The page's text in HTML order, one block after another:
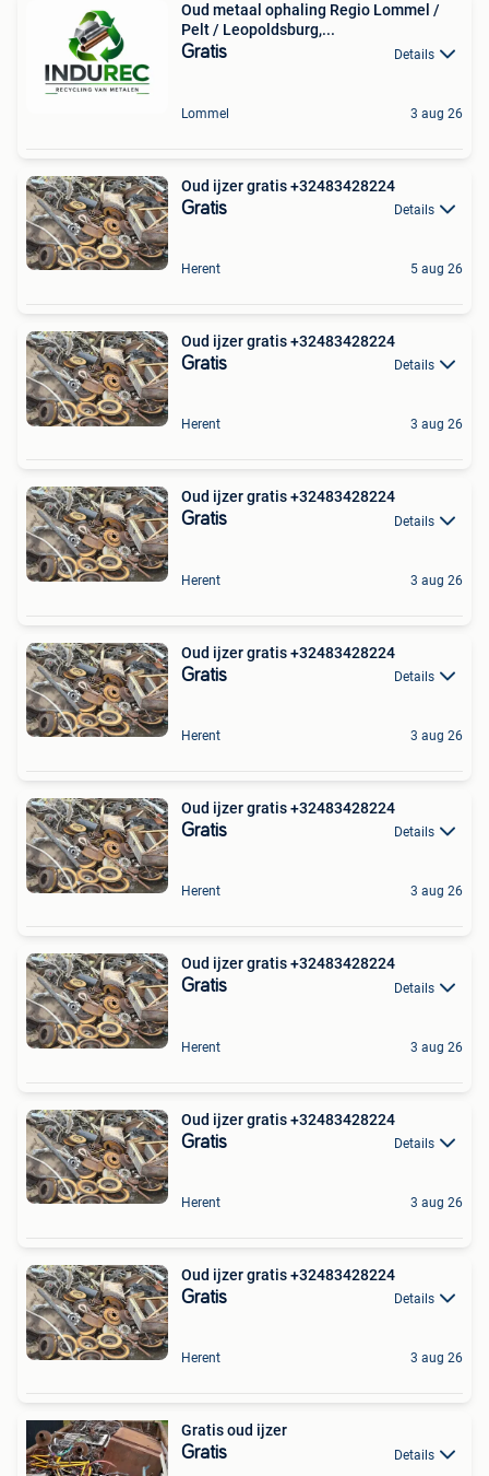
Oud metaal ophaling Regio Lommel /
Pelt / Leopoldsburg,...
Gratis Details
Lommel 3 aug 26
Oud ijzer gratis +32483428224
Gratis Details
Herent 5 aug 26
Oud ijzer gratis +32483428224
Gratis Details
Herent 3 aug 26
Oud ijzer gratis +32483428224
Gratis Details
Herent 3 aug 26
Oud ijzer gratis +32483428224
Gratis Details
Herent 3 aug 26
Oud ijzer gratis +32483428224
Gratis Details
Herent 3 aug 26
Oud ijzer gratis +32483428224
Gratis Details
Herent 3 aug 26
Oud ijzer gratis +32483428224
Gratis Details
Herent 3 aug 26
Oud ijzer gratis +32483428224
Gratis Details
Herent 3 aug 26
Gratis oud ijzer
Gratis Details